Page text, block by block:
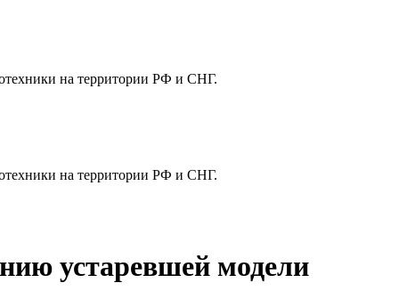
на территории РФ и СНГ.
на территории РФ и СНГ.
устаревшей модели